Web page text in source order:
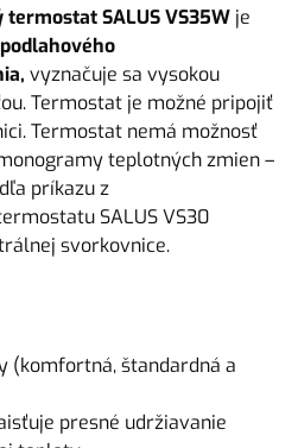
SALUS VS35W je
vyznačuje sa vysokou
Termostat je možné pripojiť
Termostat nemá možnosť
teplotných zmien –
príkazu z
SALUS VS30
svorkovnice.
(komfortná, štandardná a
presné udržiavanie